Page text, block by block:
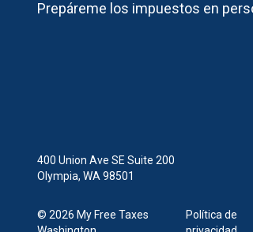
Prepáreme los impuestos en
400 Union Ave SE Suite 200
Olympia, WA 98501
© 2026 My Free Taxes
Política de